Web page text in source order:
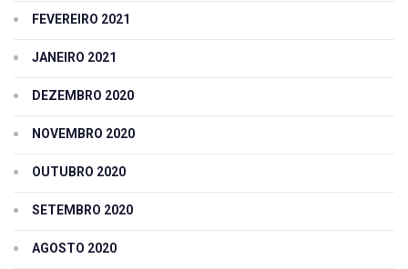
FEVEREIRO 2021
JANEIRO 2021
DEZEMBRO 2020
NOVEMBRO 2020
OUTUBRO 2020
SETEMBRO 2020
AGOSTO 2020